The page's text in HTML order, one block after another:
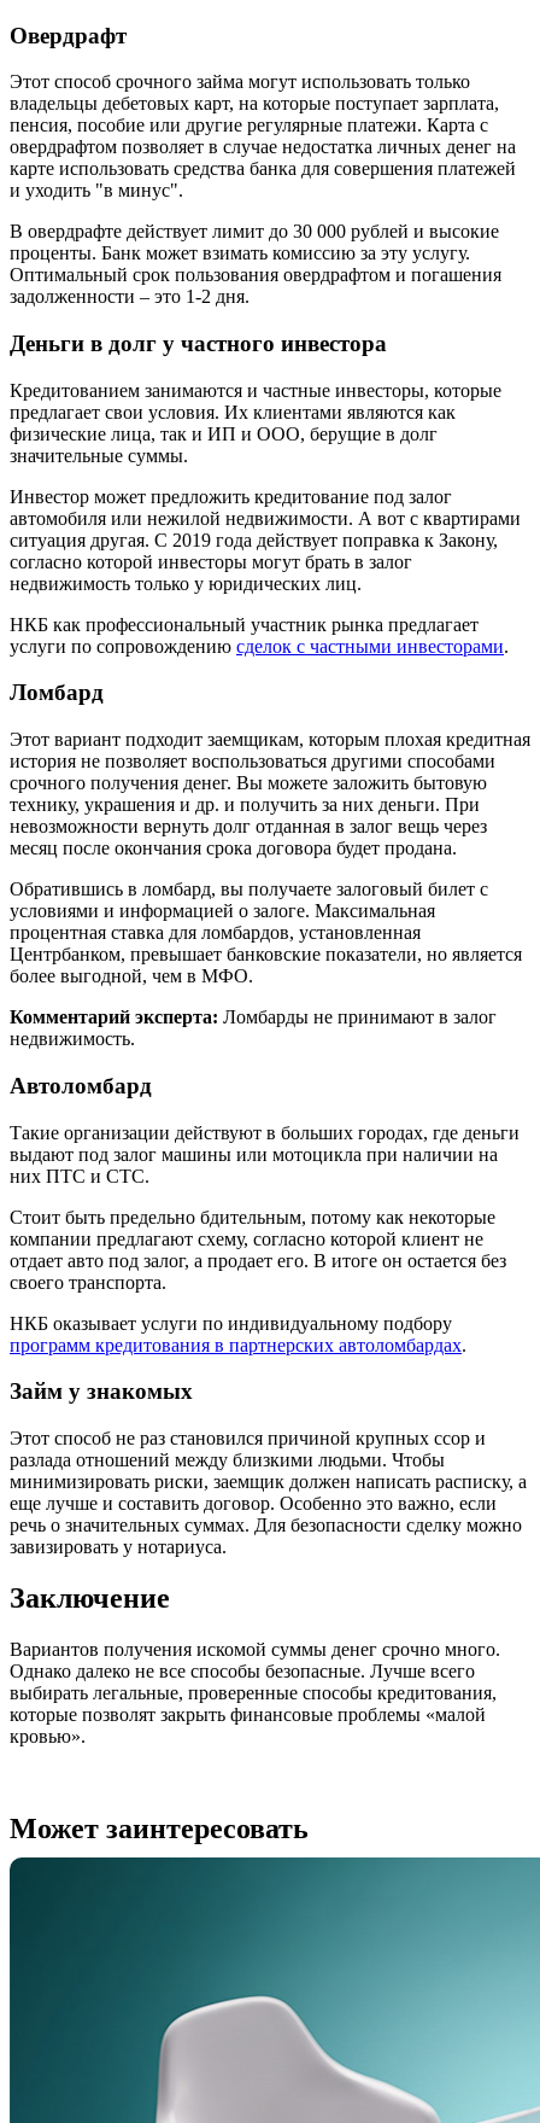
Овердрафт
Этот способ срочного займа могут использовать только
владельцы дебетовых карт, на которые поступает зарплата,
пенсия, пособие или другие регулярные платежи. Карта с
овердрафтом позволяет в случае недостатка личных денег на
карте использовать средства банка для совершения платежей
и уходить "в минус".
В овердрафте действует лимит до 30 000 рублей и высокие
проценты. Банк может взимать комиссию за эту услугу.
Оптимальный срок пользования овердрафтом и погашения
задолженности – это 1-2 дня.
Деньги в долг у частного инвестора
Кредитованием занимаются и частные инвесторы, которые
предлагает свои условия. Их клиентами являются как
физические лица, так и ИП и ООО, берущие в долг
значительные суммы.
Инвестор может предложить кредитование под залог
автомобиля или нежилой недвижимости. А вот с квартирами
ситуация другая. С 2019 года действует поправка к Закону,
согласно которой инвесторы могут брать в залог
недвижимость только у юридических лиц.
НКБ как профессиональный участник рынка предлагает
услуги по сопровождению сделок с частными инвесторами.
Ломбард
Этот вариант подходит заемщикам, которым плохая кредитная
история не позволяет воспользоваться другими способами
срочного получения денег. Вы можете заложить бытовую
технику, украшения и др. и получить за них деньги. При
невозможности вернуть долг отданная в залог вещь через
месяц после окончания срока договора будет продана.
Обратившись в ломбард, вы получаете залоговый билет с
условиями и информацией о залоге. Максимальная
процентная ставка для ломбардов, установленная
Центрбанком, превышает банковские показатели, но является
более выгодной, чем в МФО.
Комментарий эксперта: Ломбарды не принимают в залог
недвижимость.
Автоломбард
Такие организации действуют в больших городах, где деньги
выдают под залог машины или мотоцикла при наличии на
них ПТС и СТС.
Стоит быть предельно бдительным, потому как некоторые
компании предлагают схему, согласно которой клиент не
отдает авто под залог, а продает его. В итоге он остается без
своего транспорта.
НКБ оказывает услуги по индивидуальному подбору
программ кредитования в партнерских автоломбардах.
Займ у знакомых
Этот способ не раз становился причиной крупных ссор и
разлада отношений между близкими людьми. Чтобы
минимизировать риски, заемщик должен написать расписку, а
еще лучше и составить договор. Особенно это важно, если
речь о значительных суммах. Для безопасности сделку можно
завизировать у нотариуса.
Заключение
Вариантов получения искомой суммы денег срочно много.
Однако далеко не все способы безопасные. Лучше всего
выбирать легальные, проверенные способы кредитования,
которые позволят закрыть финансовые проблемы «малой
кровью».
Может заинтересовать